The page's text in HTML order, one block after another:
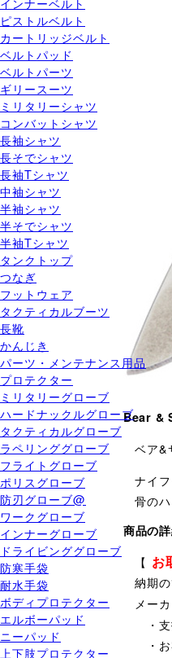
ピストルベルト
カートリッジベルト
ベルトパッド
ベルトパーツ
ギリースーツ
ミリタリーシャツ
コンバットシャツ
長袖シャツ
長そでシャツ
長袖Tシャツ
中袖シャツ
半袖シャツ
半そでシャツ
半袖Tシャツ
タンクトップ
つなぎ
フットウェア
タクティカルブーツ
長靴
かんじき
パーツ・メンテナンス用品
プロテクター
ミリタリーグローブ
ハードナックルグローブ
タクティカルグローブ
ラペリンググローブ
フライトグローブ
ポリスグローブ
防刃グローブ@
ワークグローブ
インナーグローブ
ドライビンググローブ
防寒手袋
耐水手袋
ボディプロテクター
エルボーパッド
ニーパッド
上下肢プロテクター
Bear &
ベア&
ナイ
骨のハ
商品の
【 お
納期
メー
・支
・お